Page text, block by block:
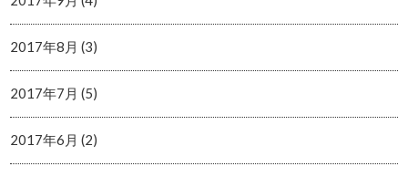
2017年8月 (3)
2017年7月 (5)
2017年6月 (2)